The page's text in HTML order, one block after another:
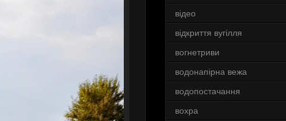
відео
відкриття вугілля
вогнетриви
водонапірна вежа
водопостачання
вохра